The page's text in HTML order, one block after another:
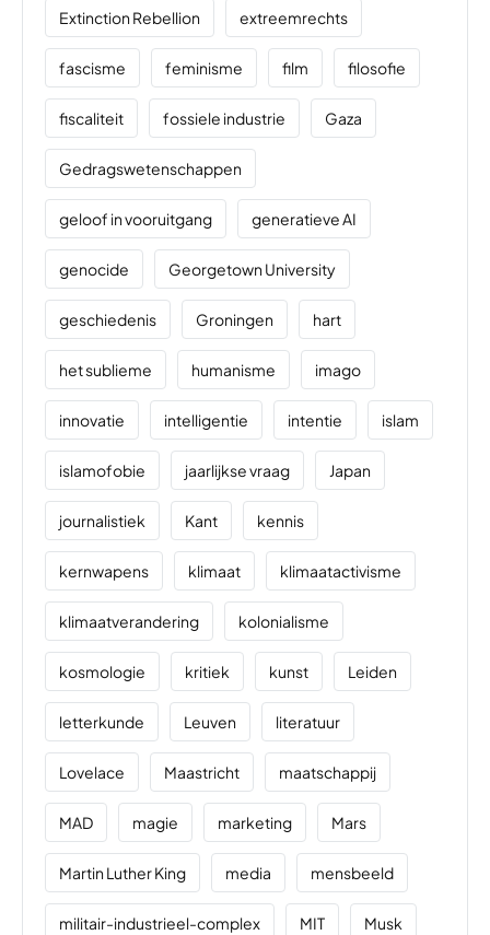
Extinction Rebellion extreemrechts
fascisme feminisme film filosofie
fiscaliteit fossiele industrie Gaza
Gedragswetenschappen
geloof in vooruitgang generatieve AI
genocide Georgetown University
geschiedenis Groningen hart
het sublieme humanisme imago
innovatie intelligentie intentie islam
islamofobie jaarlijkse vraag Japan
journalistiek Kant kennis
kernwapens klimaat klimaatactivisme
klimaatverandering kolonialisme
kosmologie kritiek kunst Leiden
letterkunde Leuven literatuur
Lovelace Maastricht maatschappij
MAD magie marketing Mars
Martin Luther King media mensbeeld
militair-industrieel-complex MIT Musk